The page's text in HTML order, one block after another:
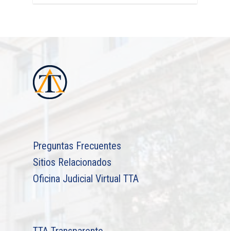
Preguntas Frecuentes
Sitios Relacionados
Oficina Judicial Virtual TTA